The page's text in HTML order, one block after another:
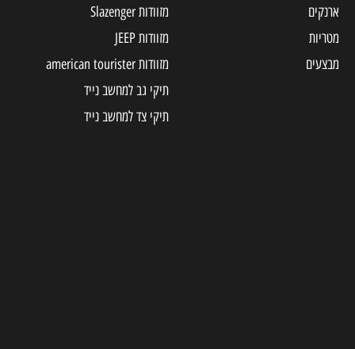
ארנקים
מטריות
מבצעים
מזוודות Slazenger
מזוודות JEEP
מזוודות american tourister
תיקי גב למחשב נייד
תיקי צד למחשב נייד